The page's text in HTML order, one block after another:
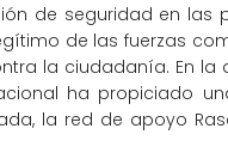
de seguridad en las
de las fuerzas
la ciudadanía. En la
ha propiciado
la red de apoyo